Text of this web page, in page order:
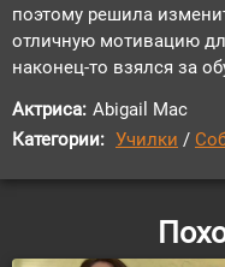
поэтому решила
отличную мотивацию
наконец-то взялся за
Актриса: Abigail Mac
Категории: Училки /